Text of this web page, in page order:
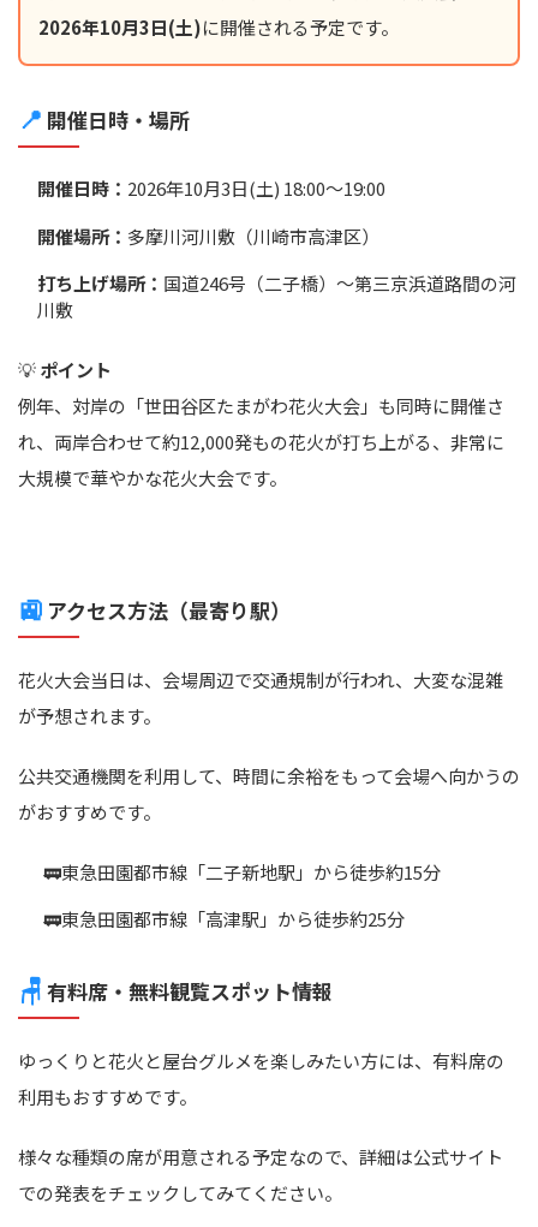
2026年10月3日(土)に開催される予定です。
📍 開催日時・場所
開催日時： 2026年10月3日(土) 18:00～19:00
開催場所： 多摩川河川敷（川崎市高津区）
打ち上げ場所： 国道246号（二子橋）～第三京浜道路間の河
川敷
💡ポイント
例年、対岸の「世田谷区たまがわ花火大会」も同時に開催さ
れ、両岸合わせて約12,000発もの花火が打ち上がる、非常に
大規模で華やかな花火大会です。
🚉 アクセス方法（最寄り駅）
花火大会当日は、会場周辺で交通規制が行われ、大変な混雑
が予想されます。
公共交通機関を利用して、時間に余裕をもって会場へ向かうの
がおすすめです。
東急田園都市線「二子新地駅」から徒歩約15分
東急田園都市線「高津駅」から徒歩約25分
🪑 有料席・無料観覧スポット情報
ゆっくりと花火と屋台グルメを楽しみたい方には、有料席の
利用もおすすめです。
様々な種類の席が用意される予定なので、詳細は公式サイト
での発表をチェックしてみてください。